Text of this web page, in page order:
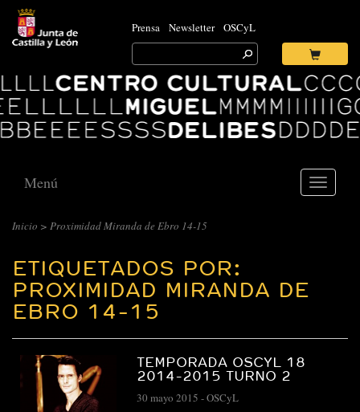
Prensa Newsletter OSCyL
Search
for:
Ok
Centro
Cultural
Miguel
Delibes
Toggle
Menú
Inicio > Proximidad Miranda de Ebro 14-15
ETIQUETADOS POR:
PROXIMIDAD MIRANDA DE
EBRO 14-15
TEMPORADA OSCYL 18
2014-2015 TURNO 2
30 mayo 2015 -OSCyL